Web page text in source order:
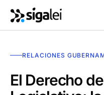
RELACIONES
El Derecho